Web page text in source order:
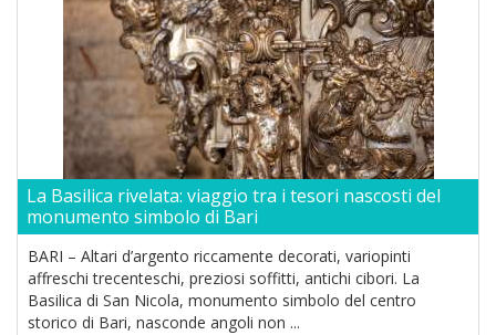
La Basilica rivelata: viaggio tra i tesori nascosti del
monumento simbolo di Bari
BARI – Altari d’argento riccamente decorati, variopinti
affreschi trecenteschi, preziosi soffitti, antichi cibori. La
Basilica di San Nicola, monumento simbolo del centro
storico di Bari, nasconde angoli non ...